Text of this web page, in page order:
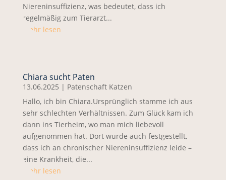
Niereninsuffizienz, was bedeutet, dass ich
regelmäßig zum Tierarzt...
mehr lesen
Chiara sucht Paten
13.06.2025 | Patenschaft Katzen
Hallo, ich bin Chiara.Ursprünglich stamme ich aus
sehr schlechten Verhältnissen. Zum Glück kam ich
dann ins Tierheim, wo man mich liebevoll
aufgenommen hat. Dort wurde auch festgestellt,
dass ich an chronischer Niereninsuffizienz leide –
eine Krankheit, die...
mehr lesen